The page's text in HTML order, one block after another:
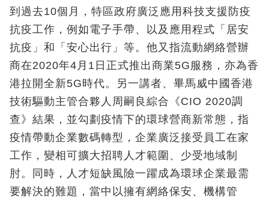
到過去10個月，特區政府廣泛應用科技支援防疫
抗疫工作，例如電子手帶、以及應用程式「居安
抗疫」和「安心出行」等。他又指流動網絡營辦
商在2020年4月1日正式推出商業5G服務，亦為香
港拉開全新5G時代。另一講者、畢馬威中國香港
技術驅動主管合夥人周嗣良綜合《CIO 2020調
查》結果，並勾劃疫情下的環球營商新常態，指
疫情帶動企業數碼轉型，企業廣泛接受員工在家
工作，變相可擴大招聘人才範圍、少受地域制
肘。同時，人才短缺風險一躍成為環球企業最需
要解決的難題，當中以擁有網絡保安、機構管